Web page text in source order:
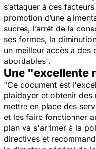
s’attaquer à ces
promotion d’une
sucres, l’arrêt de la
ses formes, la
un meilleur accès à des
abordables".
Une "excellente
"Ce document est
plaidoyer et obtenir des
mettre en place des
et les faire fonctionner
plan va s'arrimer à la
directives et